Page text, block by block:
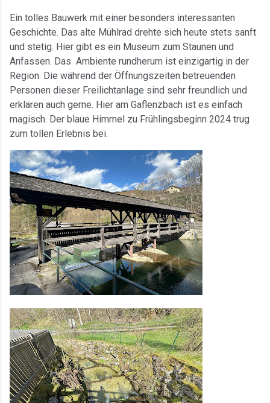
Ein tolles Bauwerk mit einer besonders interessanten
Geschichte. Das alte Mühlrad drehte sich heute stets sanft
und stetig. Hier gibt es ein Museum zum Staunen und
Anfassen. Das Ambiente rundherum ist einzigartig in der
Region. Die während der Öffnungszeiten betreuenden
Personen dieser Freilichtanlage sind sehr freundlich und
erklären auch gerne. Hier am Gaflenzbach ist es einfach
magisch. Der blaue Himmel zu Frühlingsbeginn 2024 trug
zum tollen Erlebnis bei.